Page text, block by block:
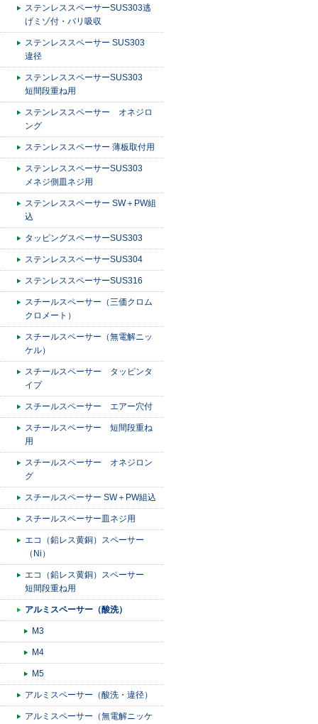
ステンレススペーサーSUS303逃
げミゾ付・バリ吸収
ステンレススペーサー SUS303
違径
ステンレススペーサーSUS303
短間段重ね用
ステンレススペーサー オネジロ
ング
ステンレススペーサー 薄板取付用
ステンレススペーサーSUS303
メネジ側皿ネジ用
ステンレススペーサー SW＋PW組
込
タッピングスペーサーSUS303
ステンレススペーサーSUS304
ステンレススペーサーSUS316
スチールスペーサー（三価クロム
クロメート）
スチールスペーサー（無電解ニッ
ケル）
スチールスペーサー タッピンタ
イプ
スチールスペーサー エアー穴付
スチールスペーサー 短間段重ね
用
スチールスペーサー オネジロン
グ
スチールスペーサー SW＋PW組込
スチールスペーサー皿ネジ用
エコ（鉛レス黄銅）スペーサー
（Ni）
エコ（鉛レス黄銅）スペーサー
短間段重ね用
アルミスペーサー（酸洗）
M3
M4
M5
アルミスペーサー（酸洗・違径）
アルミスペーサー（無電解ニッケ